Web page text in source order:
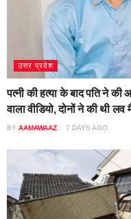
उत्तर प्रदेश
पत्नी की हत्या के बाद पति ने की
वाला वीडियो, दोनों ने की थी लव
BY AAMAWAAZ 7 DAYS AGO